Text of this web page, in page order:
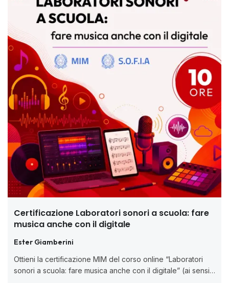
Certificazione Laboratori sonori a scuola: fare
musica anche con il digitale
Ester Giamberini
Ottieni la certificazione MIM del corso online “Laboratori
sonori a scuola: fare musica anche con il digitale” (ai sensi